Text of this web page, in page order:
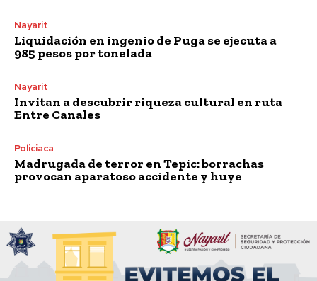
Nayarit
Liquidación en ingenio de Puga se ejecuta a
985 pesos por tonelada
Nayarit
Invitan a descubrir riqueza cultural en ruta
Entre Canales
Policiaca
Madrugada de terror en Tepic: borrachas
provocan aparatoso accidente y huye